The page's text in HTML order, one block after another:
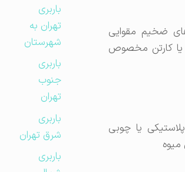
ضخیم مقوایی
کارتن مخصوص
یا چوبی
باربری
تهران به
شهرستان
باربری
جنوب
تهران
باربری
شرق تهران
باربری